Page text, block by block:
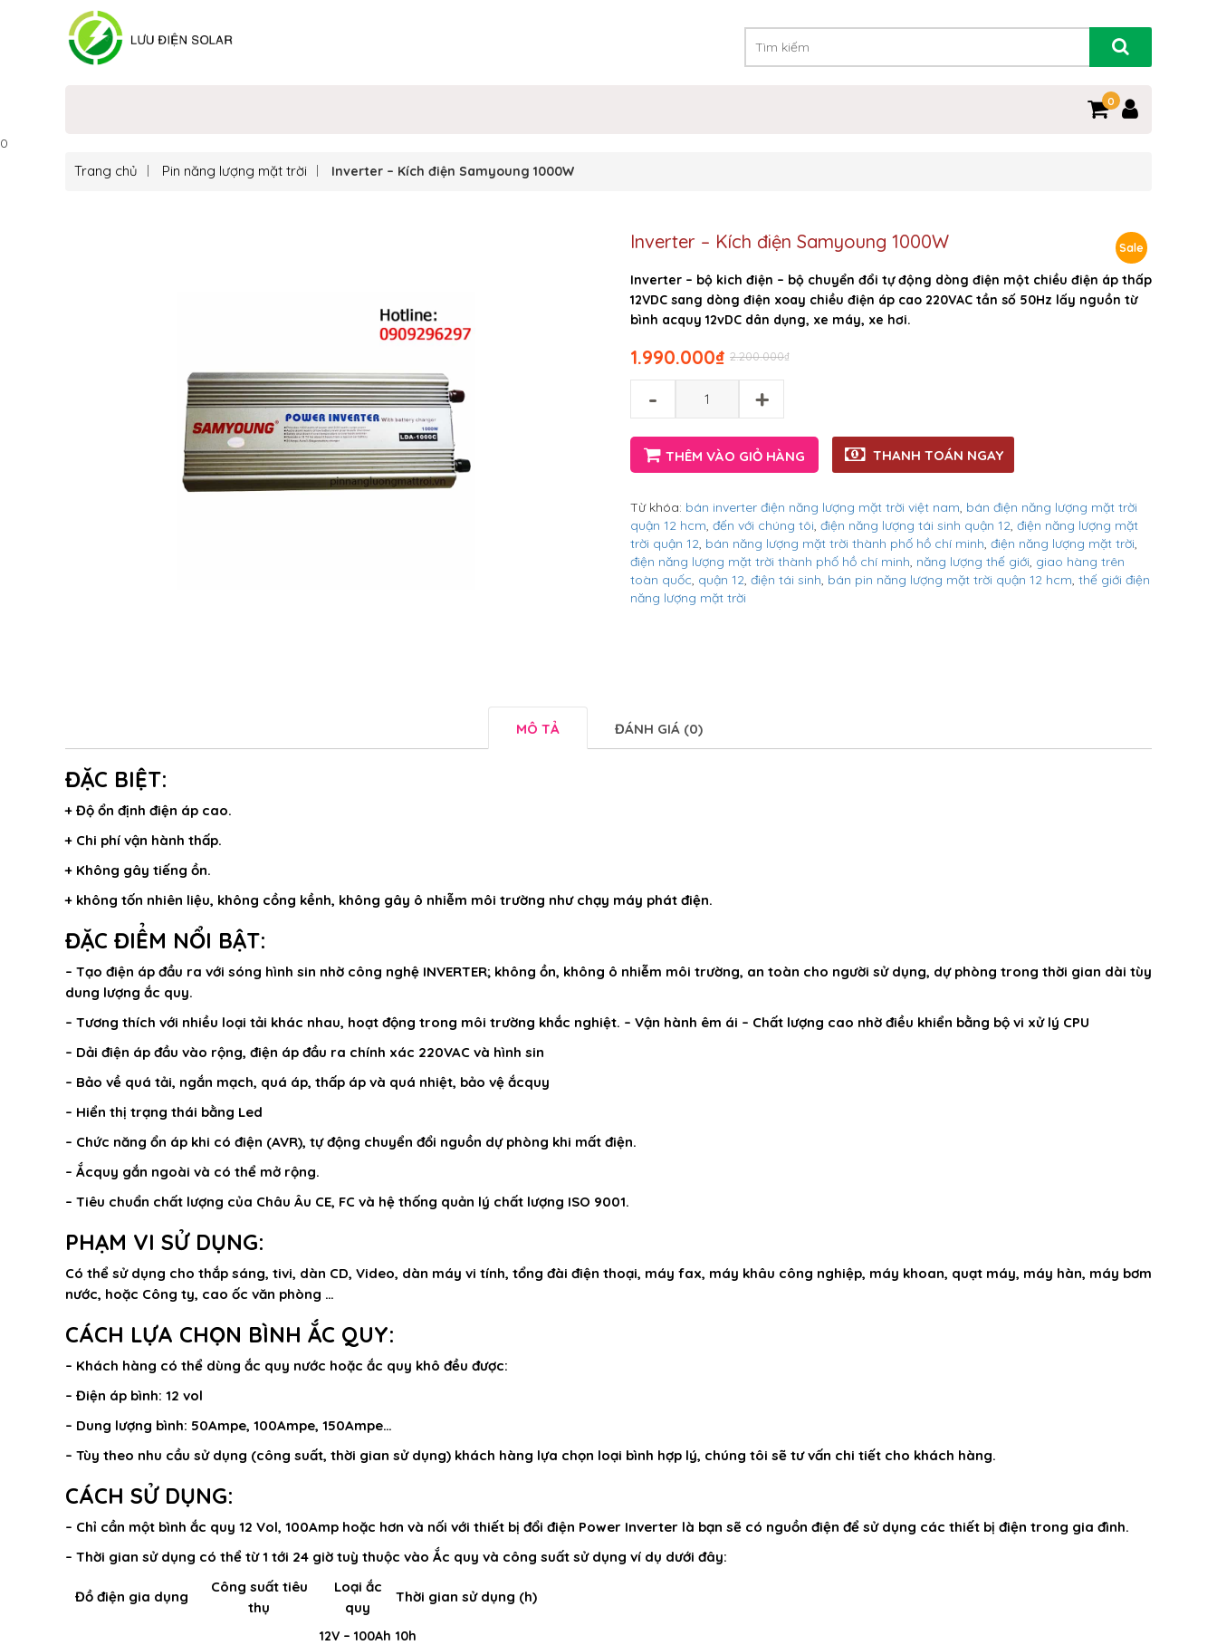
0
0
Trang chủ Pin năng lượng mặt trời Inverter – Kích điện Samyoung 1000W
Sale
Inverter – Kích điện Samyoung 1000W
Inverter – bộ kich điện – bộ chuyển đổi tự động dòng điện một chiều điện áp thấp
12VDC sang dòng điện xoay chiều điện áp cao 220VAC tần số 50Hz lấy nguồn từ
bình acquy 12vDC dân dụng, xe máy, xe hơi.
₫
2.200.000
₫
1.990.000
- +
THÊM VÀO GIỎ HÀNG THANH TOÁN NGAY
Từ khóa: bán inverter điện năng lượng mặt trời việt nam, bán điện năng lượng mặt trời
quận 12 hcm, đến với chúng tôi, điện năng lượng tái sinh quận 12, điện năng lượng mặt
trời quận 12, bán năng lượng mặt trời thành phố hồ chí minh, điện năng lượng mặt trời,
điện năng lượng mặt trời thành phố hồ chí minh, năng lượng thế giới, giao hàng trên
toàn quốc, quận 12, điện tái sinh, bán pin năng lượng mặt trời quận 12 hcm, thế giới điện
năng lượng mặt trời
MÔ TẢ ĐÁNH GIÁ (0)
ĐẶC BIỆT:
+ Độ ổn định điện áp cao.
+ Chi phí vận hành thấp.
+ Không gây tiếng ồn.
+ không tốn nhiên liệu, không cồng kềnh, không gây ô nhiễm môi trường như chạy máy phát điện.
ĐẶC ĐIỂM NỔI BẬT:
– Tạo điện áp đầu ra với sóng hình sin nhờ công nghệ INVERTER; không ồn, không ô nhiễm môi trường, an toàn cho người sử dụng, dự phòng trong thời gian dài tùy
dung lượng ắc quy.
– Tương thích với nhiều loại tải khác nhau, hoạt động trong môi trường khắc nghiệt. – Vận hành êm ái – Chất lượng cao nhờ điều khiển bằng bộ vi xử lý CPU
– Dải điện áp đầu vào rộng, điện áp đầu ra chính xác 220VAC và hình sin
– Bảo về quá tải, ngắn mạch, quá áp, thấp áp và quá nhiệt, bảo vệ ắcquy
– Hiển thị trạng thái bằng Led
– Chức năng ổn áp khi có điện (AVR), tự động chuyển đổi nguồn dự phòng khi mất điện.
– Ắcquy gắn ngoài và có thể mở rộng.
– Tiêu chuẩn chất lượng của Châu Âu CE, FC và hệ thống quản lý chất lượng ISO 9001.
PHẠM VI SỬ DỤNG:
Có thể sử dụng cho thắp sáng, tivi, dàn CD, Video, dàn máy vi tính, tổng đài điện thoại, máy fax, máy khâu công nghiệp, máy khoan, quạt máy, máy hàn, máy bơm
nước, hoặc Công ty, cao ốc văn phòng …
CÁCH LỰA CHỌN BÌNH ẮC QUY:
– Khách hàng có thể dùng ắc quy nước hoặc ắc quy khô đều được:
– Điện áp bình: 12 vol
– Dung lượng bình: 50Ampe, 100Ampe, 150Ampe…
– Tùy theo nhu cầu sử dụng (công suất, thời gian sử dụng) khách hàng lựa chọn loại bình hợp lý, chúng tôi sẽ tư vấn chi tiết cho khách hàng.
CÁCH SỬ DỤNG:
– Chỉ cần một bình ắc quy 12 Vol, 100Amp hoặc hơn và nối với thiết bị đổi điện Power Inverter là bạn sẽ có nguồn điện để sử dụng các thiết bị điện trong gia đình.
– Thời gian sử dụng có thể từ 1 tới 24 giờ tuỳ thuộc vào Ắc quy và công suất sử dụng ví dụ dưới đây:
Đồ điện gia dụng
Công suất tiêu
thụ
Loại ắc
quy
Thời gian sử dụng (h)
12V – 100Ah 10h